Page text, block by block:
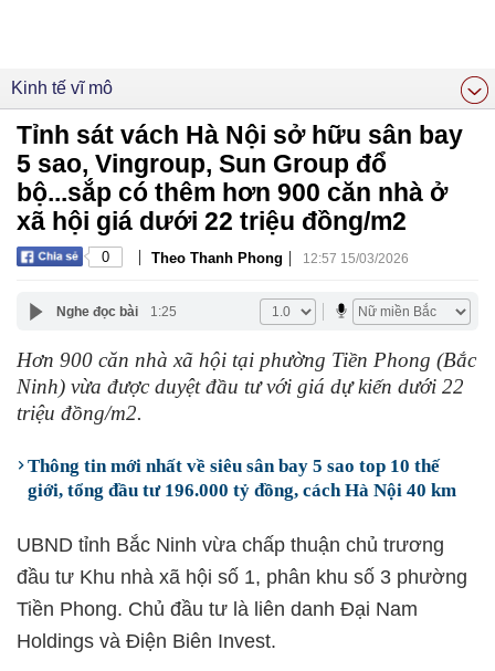
Kinh tế vĩ mô
Tỉnh sát vách Hà Nội sở hữu sân bay
5 sao, Vingroup, Sun Group đổ
bộ...sắp có thêm hơn 900 căn nhà ở
xã hội giá dưới 22 triệu đồng/m2
0 | Theo Thanh Phong | 12:57 15/03/2026
Nghe đọc bài 1:25
Hơn 900 căn nhà xã hội tại phường Tiền Phong (Bắc
Ninh) vừa được duyệt đầu tư với giá dự kiến dưới 22
triệu đồng/m2.
Thông tin mới nhất về siêu sân bay 5 sao top 10 thế
giới, tổng đầu tư 196.000 tỷ đồng, cách Hà Nội 40 km
UBND tỉnh Bắc Ninh vừa chấp thuận chủ trương
đầu tư Khu nhà xã hội số 1, phân khu số 3 phường
Tiền Phong. Chủ đầu tư là liên danh Đại Nam
Holdings và Điện Biên Invest.